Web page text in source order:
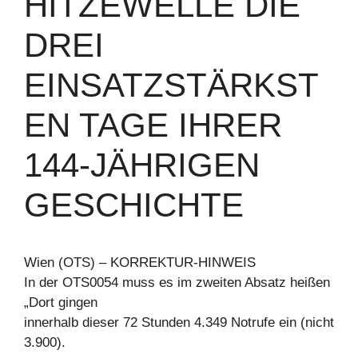
DREI
EINSATZSTÄRKST
EN TAGE IHRER
144-JÄHRIGEN
GESCHICHTE
Wien (OTS) – KORREKTUR-HINWEIS
In der OTS0054 muss es im zweiten Absatz heißen
„Dort gingen
innerhalb dieser 72 Stunden 4.349 Notrufe ein (nicht
3.900).